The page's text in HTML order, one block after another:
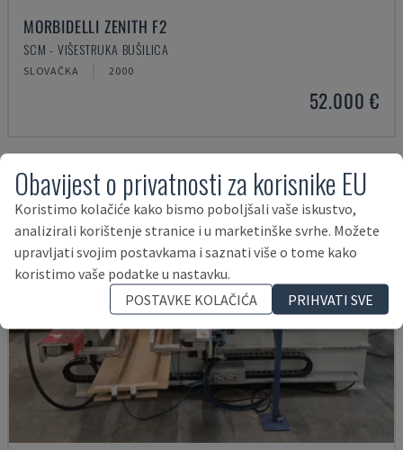
MORBIDELLI ZENITH F2
SCM - VIŠESTRUKA BUŠILICA
SLOVAČKA 2000
52.000 €
Obavijest o privatnosti za korisnike EU
Koristimo kolačiće kako bismo poboljšali vaše iskustvo,
analizirali korištenje stranice i u marketinške svrhe. Možete
upravljati svojim postavkama i saznati više o tome kako
koristimo vaše podatke u nastavku.
POSTAVKE KOLAČIĆA
PRIHVATI SVE